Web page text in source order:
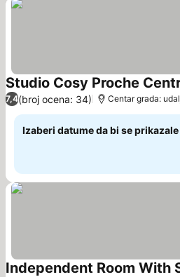
Studio Cosy Proche
7,4(broj ocena: 34) Centar grada:
Izaberi datume da bi se
Independent Room With